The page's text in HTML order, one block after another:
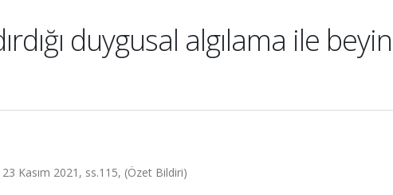
duygusal algılama ile beyin
Kasım 2021, ss.115, (Özet Bildiri)